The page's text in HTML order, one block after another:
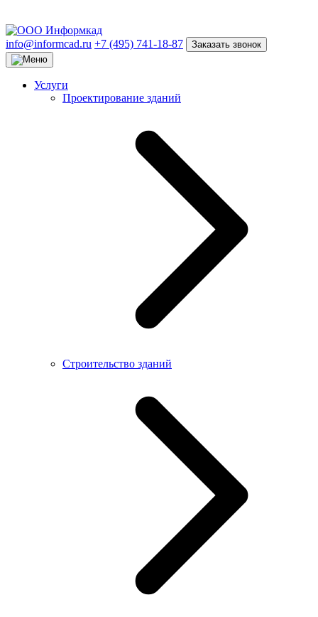
info@informcad.ru +7 (495) 741-18-87 Заказать звонок
Услуги
Проектирование зданий
Строительство зданий